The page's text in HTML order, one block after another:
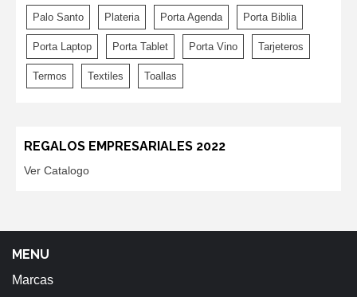
Palo Santo Plateria Porta Agenda Porta Biblia
Porta Laptop Porta Tablet Porta Vino Tarjeteros
Termos Textiles Toallas
REGALOS EMPRESARIALES 2022
Ver Catalogo
MENU
Marcas